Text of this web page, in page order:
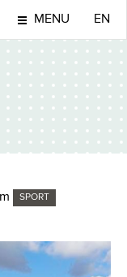
MENU EN
SPORT